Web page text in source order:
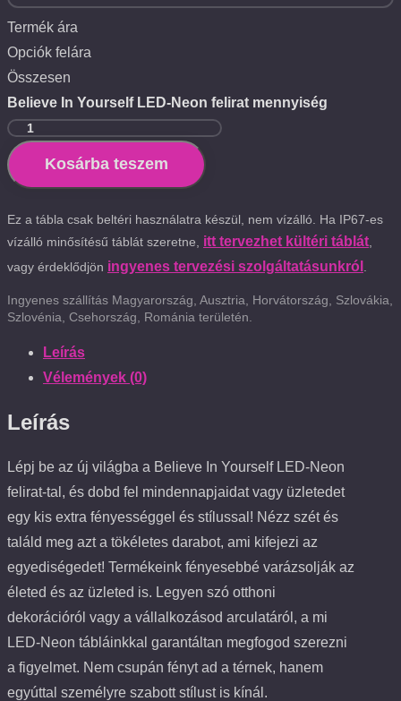
Termék ára
Opciók felára
Összesen
Believe In Yourself LED-Neon felirat mennyiség
Kosárba teszem
Ez a tábla csak beltéri használatra készül, nem vízálló. Ha IP67-es
vízálló minősítésű táblát szeretne, itt tervezhet kültéri táblát
vagy érdeklődjön ingyenes tervezési szolgáltatásunkról
Ingyenes szállítás Magyarország, Ausztria, Horvátország, Szlovákia,
Szlovénia, Csehország, Románia területén.
Leírás
Vélemények (0)
Leírás
Lépj be az új világba a Believe In Yourself LED-Neon
felirat-tal, és dobd fel mindennapjaidat vagy üzletedet
egy kis extra fényességgel és stílussal! Nézz szét és
találd meg azt a tökéletes darabot, ami kifejezi az
egyediségedet! Termékeink fényesebbé varázsolják az
életed és az üzleted is. Legyen szó otthoni
dekorációról vagy a vállalkozásod arculatáról, a mi
LED-Neon tábláinkkal garantáltan megfogod szerezni
a figyelmet. Nem csupán fényt ad a térnek, hanem
egyúttal személyre szabott stílust is kínál.